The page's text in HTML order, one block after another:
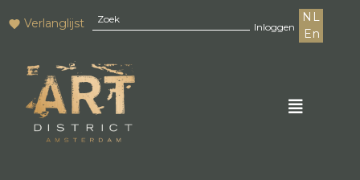
Verlanglijst Inloggen
NL
En